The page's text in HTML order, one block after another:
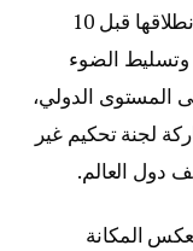
السينما العربية، إن الجائزة تواصل منذ انطلاقها قبل 10
وتسليط الضوء
المستوى الدولي،
لجنة تحكيم غير
المكانة